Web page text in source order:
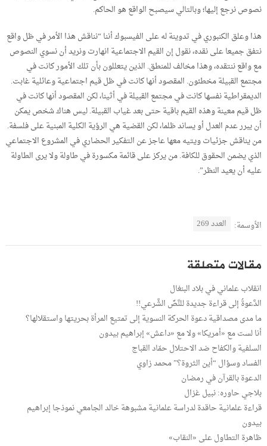
نصوص نرجع إليها؛ وبالتالي سيصبح الواقع هو الحاكم.
هذا وعلق الكنبوري في تدوينة له على الفيسبوك أننا “نناقش هذا الأمر في ظل واقع
نتفق جميعا على نقده، نقول إن القيم الاجتماعية انهارت ونريد أن نسوي النصوص
مع واقع ننتقده، وهذا مخالف للمنطق. الذين يتعللون بأن تلك الأمور كانت في
مجتمع القبيلة مخطئون. المقصود أنها كانت في ظل قيم اجتماعية وعائلية غابت.
الديمقراطية نفسها كانت في مجتمع القبيلة في أثينا، لكن المقصود أنها كانت في
ظل قيم معينة وهذه القيم باقية حتى بعد غياب القبيلة. ليس هناك شخص يمكن
أن يبرر عدم العدل أو يساند ظلما، لكن القضية هي الرؤية الكلية المبنية على فلسفة.
من يناقش جزئيات ويتيه معها عاجز عن التفكير الحضاري في المشروع الاجتماعي
الذي يضمن الحقوق للكافة. من يركز على قائمة مكسورة في طاولة ولا يرى الطاولة
عليه أن يعيد النظر”.
الأوسمة: العدد 269
مقالات متعلقة
انقلاب علماني في بلاد البنغال
الدَّعوةُ إلى قراءة جديدة للنَّصِّ الشَّرعي!!
ما مدى مصداقية دعوة الحركة النسوية إلى تمتيع المرأة بحريتها واستقلالها؟
أنا لست مع «أمريكا» ولا مع «داعش» إبراهيم بيدون
السلفية والكفاح ضد الاحتلال حمّاد القباج
الفساد وسؤال “أين الثروة؟” محمد زاوي
الدعوة بالقرآن في رمضان
بلاجي حاوره: نبيل غزال
قراءة علمانية حاقدة لدراسة علمانية مشبوهة خالد الجامعي نموذجا إبراهيم
بيدون
ظاهرة التطاول على «النقاب»